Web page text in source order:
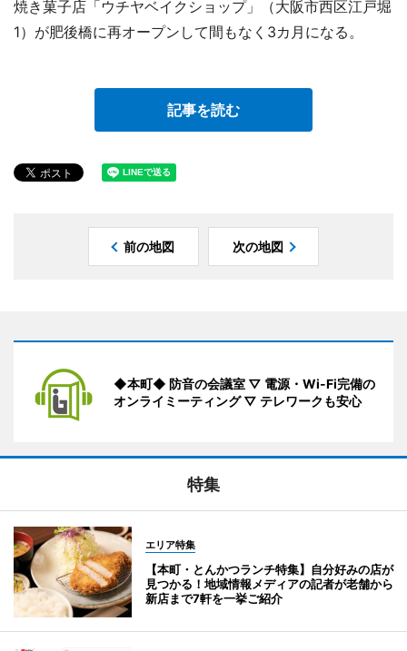
焼き菓子店「ウチヤベイクショップ」（大阪市西区江戸堀
1）が肥後橋に再オープンして間もなく3カ月になる。
記事を読む
前の地図 次の地図
◆本町◆ 防音の会議室 ▽ 電源・Wi-Fi完備の
オンライミーティング ▽ テレワークも安心
特集
エリア特集
【本町・とんかつランチ特集】自分好みの店が
見つかる！地域情報メディアの記者が老舗から
新店まで7軒を一挙ご紹介